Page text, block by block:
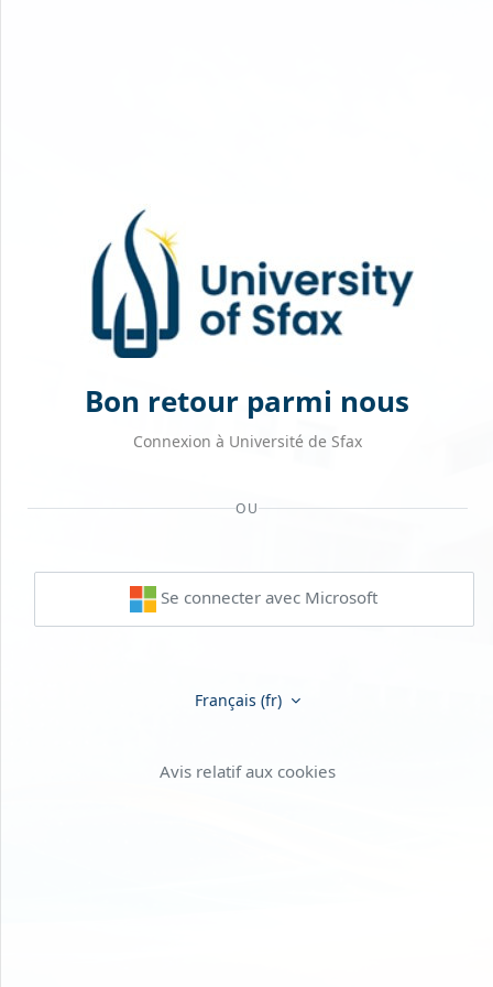
Bon retour parmi nous
Connexion à Université de Sfax
OU
Se connecter avec Microsoft
Français ‎(fr)‎
Avis relatif aux cookies